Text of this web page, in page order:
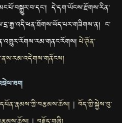
དེ་དག་ཡོངས་རྫོགས་རིན་
ང་
པེ་ཊོན་
བོད་གྱི་སྐྱེས་བུ་